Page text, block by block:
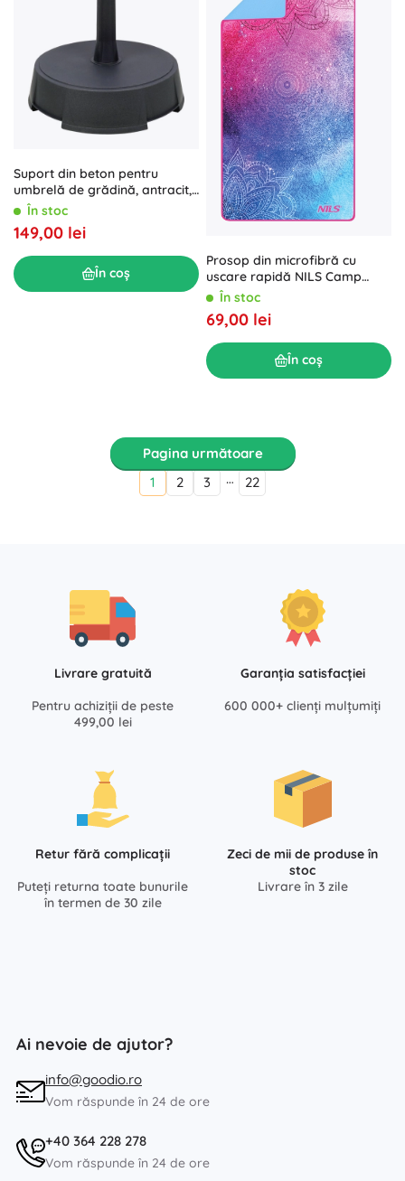
Suport din beton pentru
umbrelă de grădină, antracit,
15 kgÎn stoc
149,00 lei
În coș
Prosop din microfibră cu
uscare rapidă NILS Camp
Mandala 160 × 80 cm
În stoc
69,00 lei
În coș
Pagina următoare
1
2 3 … 22
Livrare gratuită
Pentru achiziții de peste
499,00 lei
Garanția satisfacției
600 000+ clienți mulțumiți
Retur fără complicații
Puteți returna toate bunurile
în termen de 30 zile
Zeci de mii de produse în
stoc
Livrare în 3 zile
Ai nevoie de ajutor?
info@goodio.ro
Vom răspunde în 24 de ore
+40 364 228 278
Vom răspunde în 24 de ore